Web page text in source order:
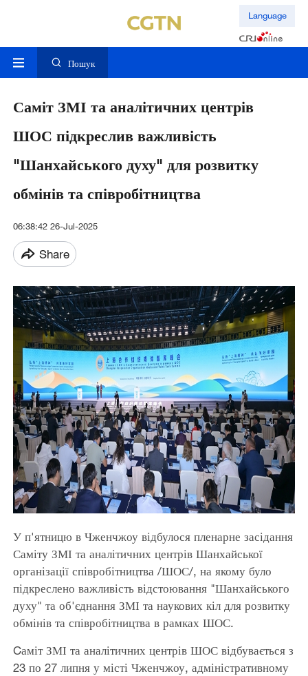
Language
Пошук
Саміт ЗМІ та аналітичних центрів
ШОС підкреслив важливість
"Шанхайського духу" для розвитку
обмінів та співробітництва
06:38:42 26-Jul-2025
Share
У п'ятницю в Чженчжоу відбулося пленарне засідання
Саміту ЗМІ та аналітичних центрів Шанхайської
організації співробітництва /ШОС/, на якому було
підкреслено важливість відстоювання "Шанхайського
духу" та об'єднання ЗМІ та наукових кіл для розвитку
обмінів та співробітництва в рамках ШОС.
Cаміт ЗМІ та аналітичних центрів ШОС відбувається з
23 по 27 липня у місті Чженчжоу, адміністративному